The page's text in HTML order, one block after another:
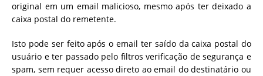
original em um email malicioso, mesmo após ter deixado a
caixa postal do remetente.
Isto pode ser feito após o email ter saído da caixa postal do
usuário e ter passado pelo filtros verificação de segurança e
spam, sem requer acesso direto ao email do destinatário ou